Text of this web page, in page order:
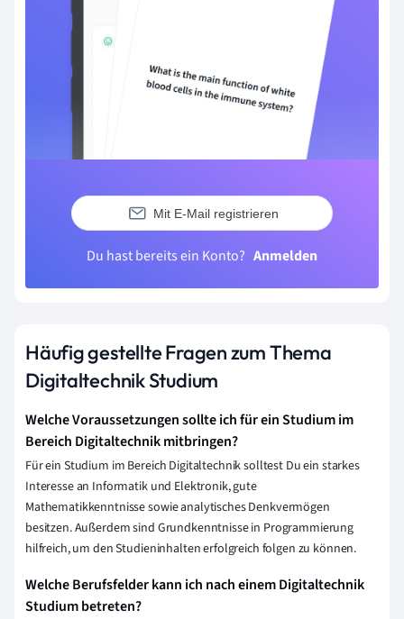
Mit E-Mail registrieren
Du hast bereits ein Konto? Anmelden
Häufig gestellte Fragen zum Thema
Digitaltechnik Studium
Welche Voraussetzungen sollte ich für ein Studium im
Bereich Digitaltechnik mitbringen?
Für ein Studium im Bereich Digitaltechnik solltest Du ein starkes
Interesse an Informatik und Elektronik, gute
Mathematikkenntnisse sowie analytisches Denkvermögen
besitzen. Außerdem sind Grundkenntnisse in Programmierung
hilfreich, um den Studieninhalten erfolgreich folgen zu können.
Welche Berufsfelder kann ich nach einem Digitaltechnik
Studium betreten?